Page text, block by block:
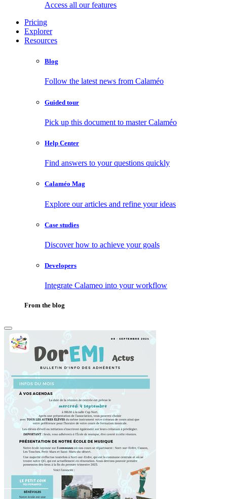
Access all our features
Pricing
Explorer
Resources
Blog
Follow the latest news from Calaméo
Guided tour
Pick up this document to master Calaméo
Help Center
Find answers to your questions quickly
Calaméo Mag
Explore our articles and refine your ideas
Case studies
Discover how to achieve your goals
Developers
Integrate Calameo into your workflow
From the blog